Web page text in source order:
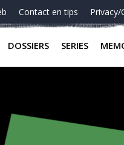
Contact en tips Privacy/
DOSSIERS SERIES